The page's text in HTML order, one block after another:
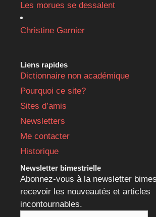
Les morues se dessalent
Christine Garnier
Liens rapides
Dictionnaire non académique
Pourquoi ce site?
Sites d’amis
Newsletters
Me contacter
Historique
Newsletter bimestrielle
Abonnez-vous à la newsletter
recevoir les nouveautés et articles
incontournables.